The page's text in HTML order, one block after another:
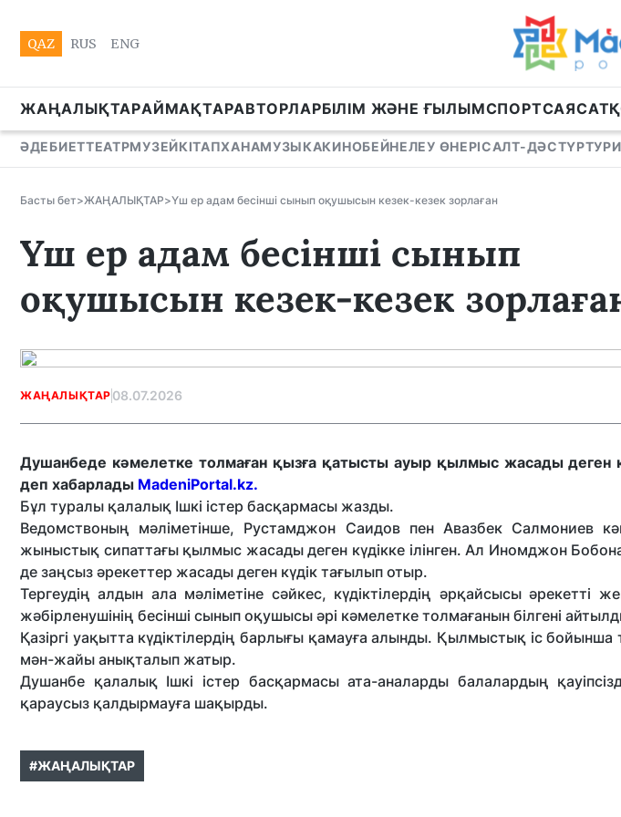
QAZ RUS ENG
ЖАҢАЛЫҚТАРАЙМАҚТАРАВТОРЛАРБІЛІМ ЖӘНЕ ҒЫЛЫМСПОРТСАЯСАТ
ӘДЕБИЕТТЕАТРМУЗЕЙКІТАПХАНАМУЗЫКАКИНОБЕЙНЕЛЕУ ӨНЕРІСАЛТ-ДӘСТҮР
Басты бет>ЖАҢАЛЫҚТАР>Үш ер адам бесінші сынып оқушысын кезек-кезек зорлаған
Үш ер адам бесінші сынып
оқушысын кезек-кезек
ЖАҢАЛЫҚТАР 08.07.2026
Душанбеде кәмелетке толмаған қызға қатысты ауыр қылмыс жасады деген
деп хабарлады MadeniPortal.kz.
Бұл туралы қалалық Ішкі істер басқармасы жазды.
Ведомствоның мәліметінше, Рустамджон Саидов пен Авазбек Салмониев
жыныстық сипаттағы қылмыс жасады деген күдікке ілінген. Ал Иномджон
де заңсыз әрекеттер жасады деген күдік тағылып отыр.
Тергеудің алдын ала мәліметіне сәйкес, күдіктілердің әрқайсысы әрекетті
жәбірленушінің бесінші сынып оқушысы әрі кәмелетке толмағанын білгені
Қазіргі уақытта күдіктілердің барлығы қамауға алынды. Қылмыстық іс
мән-жайы анықталып жатыр.
Душанбе қалалық Ішкі істер басқармасы ата-аналарды балалардың
қараусыз қалдырмауға шақырды.
#ЖАҢАЛЫҚТАР